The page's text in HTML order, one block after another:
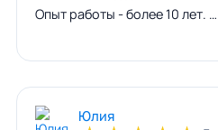
Опыт работы - более 10 лет. …
Юлия